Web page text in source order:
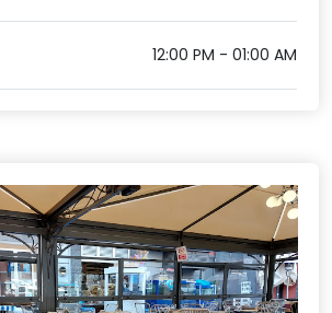
12:00 PM - 01:00 AM